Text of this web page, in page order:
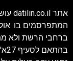
אתר datilin.co.il
המתפרסמים בו.
ברחבי הרשת ולא